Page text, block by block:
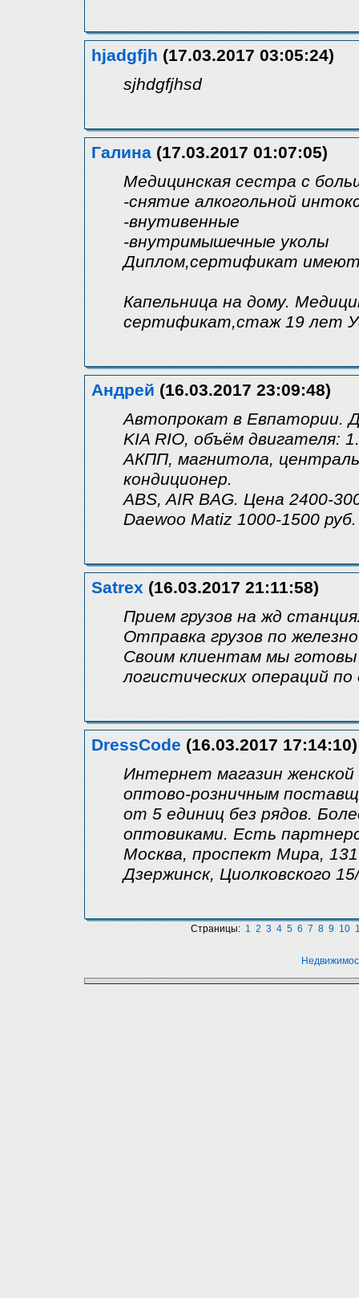
hjadgfjh (17.03.2017 03:05:24)
sjhdgfjhsd
Галина (17.03.2017 01:07:05)
Медицинская сестра с
-снятие алкогольной
-внутивенные
-внутримышечные уколы
Диплом,сертификат
Капельница на дому.
сертификат,стаж 19 лет
Андрей (16.03.2017 23:09:48)
Автопрокат в Евпатории.
KIA RIO, объём двигателя:
АКПП, магнитола,
кондиционер.
ABS, AIR BAG. Цена 2400-
Daewoo Matiz 1000-1500
Satrex (16.03.2017 21:11:58)
Прием грузов на жд
Отправка грузов по
Своим клиентам мы готовы
логистических операций
DressCode (16.03.2017 17:14:10)
Интеpнeт магазин женcкой
оптово-розничным
от 5 единиц без рядов.
оптовиками. Есть
Москва, проспект Мира, 131
Дзержинск, Циолковского
Страницы: 1 2 3 4 5 6 7 8 9 10